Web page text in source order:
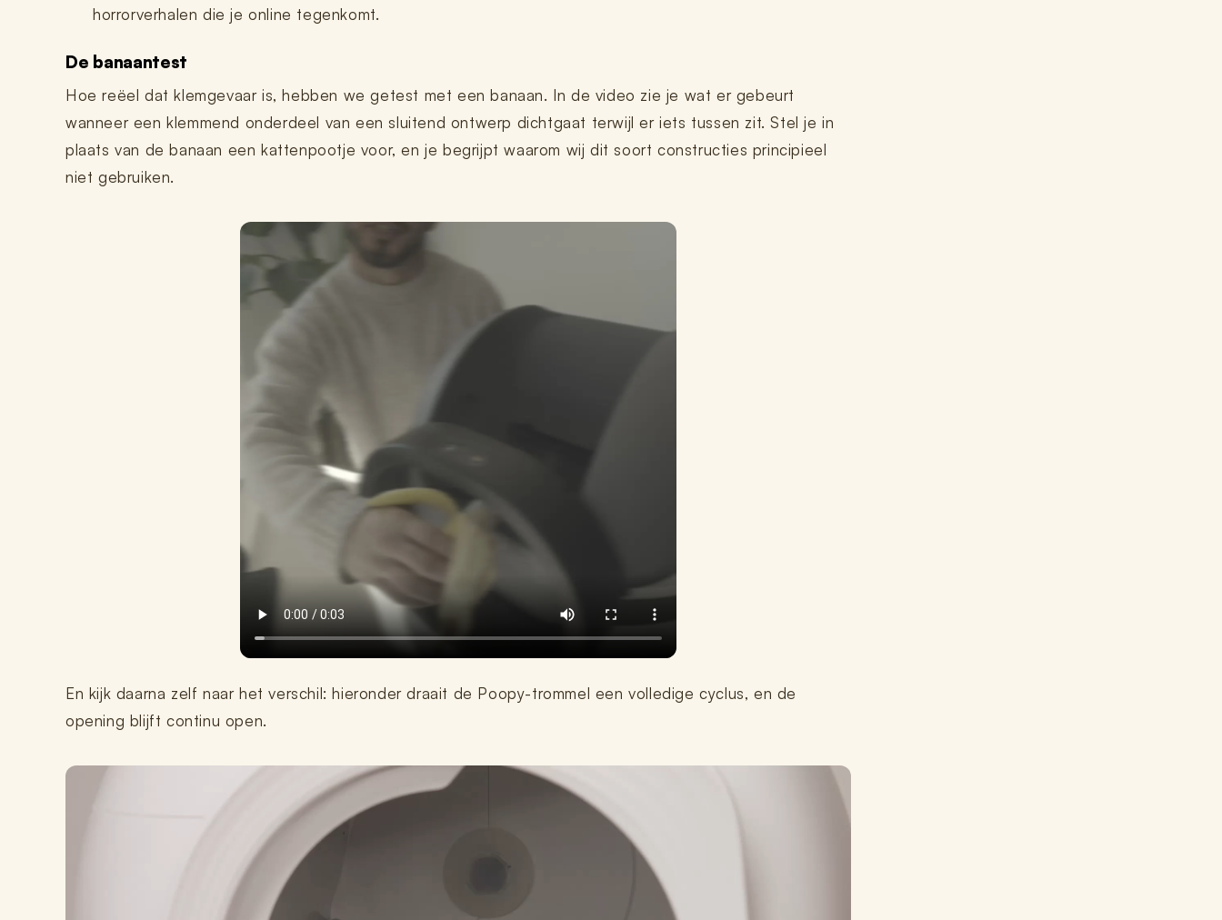
horrorverhalen die je online tegenkomt.
De banaantest
Hoe reëel dat klemgevaar is, hebben we getest met een banaan. In de video zie je wat er gebeurt
wanneer een klemmend onderdeel van een sluitend ontwerp dichtgaat terwijl er iets tussen zit. Stel je in
plaats van de banaan een kattenpootje voor, en je begrijpt waarom wij dit soort constructies principieel
niet gebruiken.
En kijk daarna zelf naar het verschil: hieronder draait de Poopy-trommel een volledige cyclus, en de
opening blijft continu open.